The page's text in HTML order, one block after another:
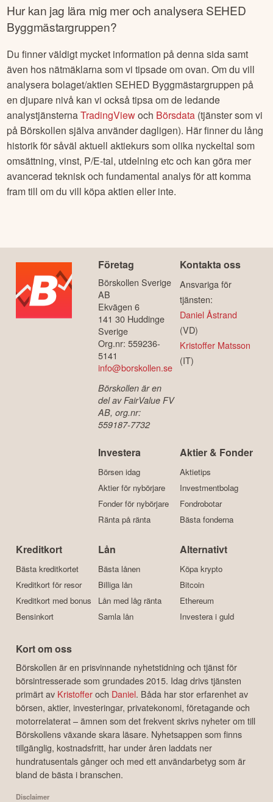
Hur kan jag lära mig mer och analyseraSEHED
Byggmästargruppen?
Du finner väldigt mycket information på denna sida samt
även hos nätmäklarna som vi tipsade om ovan. Om du vill
analysera bolaget/aktienSEHED Byggmästargruppen på
en djupare nivå kan vi också tipsa om de ledande
analystjänsternaTradingViewoch Börsdata (tjänster som vi
på Börskollen själva använder dagligen). Här finner du lång
historik för såväl aktuell aktiekurs som olika nyckeltal som
omsättning, vinst, P/E-tal, utdelning etc och kan göra mer
avancerad teknisk och fundamental analys för att komma
fram till om du vill köpa aktien eller inte.
Företag
Börskollen Sverige
AB
Ekvägen 6
141 30 Huddinge
Sverige
Org.nr: 559236-
5141
info@borskollen.se
Börskollen är en
del av FairValue FV
AB, org.nr:
559187-7732
Kontakta oss
Ansvariga för
tjänsten:
Daniel Åstrand
(VD)
Kristoffer Matsson
(IT)
Investera
Börsen idag
Aktier för nybörjare
Fonder för nybörjare
Ränta på ränta
Aktier & Fonder
Aktietips
Investmentbolag
Fondrobotar
Bästa fonderna
Kreditkort
Bästa kreditkortet
Kreditkort för resor
Kreditkort med bonus
Bensinkort
Lån
Bästa lånen
Billiga lån
Lån med låg ränta
Samla lån
Alternativt
Köpa krypto
Bitcoin
Ethereum
Investera i guld
Kort om oss
Börskollen är en prisvinnande nyhetstidning och tjänst för
börsintresserade som grundades 2015. Idag drivs tjänsten
primärt av Kristofferoch Daniel. Båda har stor erfarenhet av
börsen, aktier, investeringar, privatekonomi, företagande och
motorrelaterat – ämnen som det frekvent skrivs nyheter om till
Börskollens växande skara läsare. Nyhetsappen som finns
tillgänglig, kostnadsfritt, har under åren laddats ner
hundratusentals gånger och med ett användarbetyg som är
bland de bästa i branschen.
Disclaimer